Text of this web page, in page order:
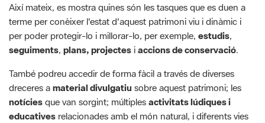
Així mateix, es mostra quines són les tasques que es duen a
terme per conèixer l'estat d'aquest patrimoni viu i dinàmic i
per poder protegir-lo i millorar-lo, per exemple, estudis,
seguiments, plans, projectes i accions de conservació.
També podreu accedir de forma fàcil a través de diverses
dreceres a material divulgatiu sobre aquest patrimoni; les
notícies que van sorgint; múltiples activitats lúdiques i
educatives relacionades amb el món natural, i diferents vies